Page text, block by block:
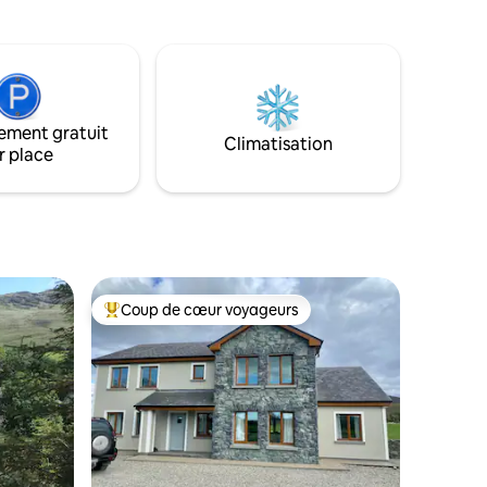
d'une
pas de
de
une
-
traditionnel et l'ancienne cheminée pour
des nuits douillettes. Situé dans son
propre jardin privé, c'est l'endroit idéal
pour prendre son café du matin et
nuit de Kerry.
gratuit
place
Climatisation
plus aimés Coup de cœur voyageurs parmi les plus aimés
Coup de cœur voyageurs